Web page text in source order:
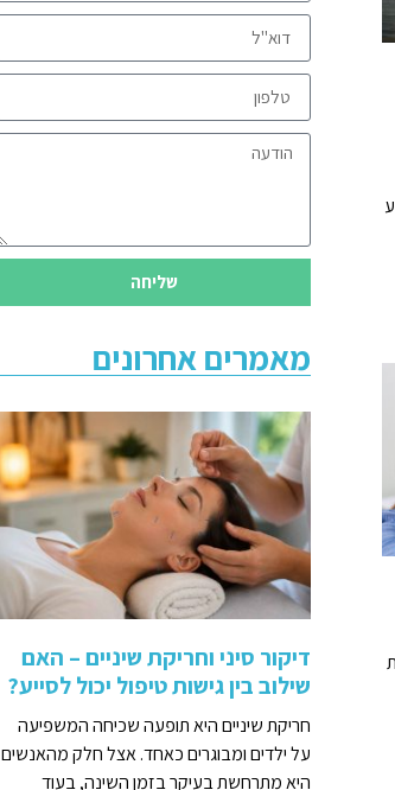
שליחה
מאמרים אחרונים
דיקור סיני וחריקת שיניים – האם
שילוב בין גישות טיפול יכול לסייע?
חריקת שיניים היא תופעה שכיחה המשפיעה
על ילדים ומבוגרים כאחד. אצל חלק מהאנשים
היא מתרחשת בעיקר בזמן השינה, בעוד